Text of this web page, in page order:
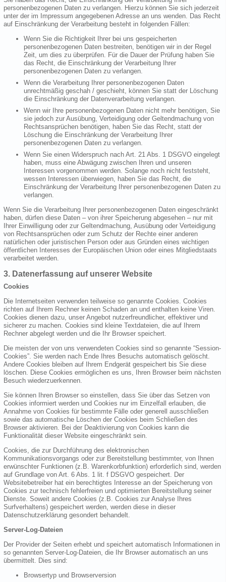
personenbezogenen Daten zu verlangen. Hierzu können Sie sich jederzeit
unter der im Impressum angegebenen Adresse an uns wenden. Das Recht
auf Einschränkung der Verarbeitung besteht in folgenden Fällen:
Wenn Sie die Richtigkeit Ihrer bei uns gespeicherten
personenbezogenen Daten bestreiten, benötigen wir in der Regel
Zeit, um dies zu überprüfen. Für die Dauer der Prüfung haben Sie
das Recht, die Einschränkung der Verarbeitung Ihrer
personenbezogenen Daten zu verlangen.
Wenn die Verarbeitung Ihrer personenbezogenen Daten
unrechtmäßig geschah / geschieht, können Sie statt der Löschung
die Einschränkung der Datenverarbeitung verlangen.
Wenn wir Ihre personenbezogenen Daten nicht mehr benötigen, Sie
sie jedoch zur Ausübung, Verteidigung oder Geltendmachung von
Rechtsansprüchen benötigen, haben Sie das Recht, statt der
Löschung die Einschränkung der Verarbeitung Ihrer
personenbezogenen Daten zu verlangen.
Wenn Sie einen Widerspruch nach Art. 21 Abs. 1 DSGVO eingelegt
haben, muss eine Abwägung zwischen Ihren und unseren
Interessen vorgenommen werden. Solange noch nicht feststeht,
wessen Interessen überwiegen, haben Sie das Recht, die
Einschränkung der Verarbeitung Ihrer personenbezogenen Daten zu
verlangen.
Wenn Sie die Verarbeitung Ihrer personenbezogenen Daten eingeschränkt
haben, dürfen diese Daten – von ihrer Speicherung abgesehen – nur mit
Ihrer Einwilligung oder zur Geltendmachung, Ausübung oder Verteidigung
von Rechtsansprüchen oder zum Schutz der Rechte einer anderen
natürlichen oder juristischen Person oder aus Gründen eines wichtigen
öffentlichen Interesses der Europäischen Union oder eines Mitgliedstaats
verarbeitet werden.
3. Datenerfassung auf unserer Website
Cookies
Die Internetseiten verwenden teilweise so genannte Cookies. Cookies
richten auf Ihrem Rechner keinen Schaden an und enthalten keine Viren.
Cookies dienen dazu, unser Angebot nutzerfreundlicher, effektiver und
sicherer zu machen. Cookies sind kleine Textdateien, die auf Ihrem
Rechner abgelegt werden und die Ihr Browser speichert.
Die meisten der von uns verwendeten Cookies sind so genannte “Session-
Cookies”. Sie werden nach Ende Ihres Besuchs automatisch gelöscht.
Andere Cookies bleiben auf Ihrem Endgerät gespeichert bis Sie diese
löschen. Diese Cookies ermöglichen es uns, Ihren Browser beim nächsten
Besuch wiederzuerkennen.
Sie können Ihren Browser so einstellen, dass Sie über das Setzen von
Cookies informiert werden und Cookies nur im Einzelfall erlauben, die
Annahme von Cookies für bestimmte Fälle oder generell ausschließen
sowie das automatische Löschen der Cookies beim Schließen des
Browser aktivieren. Bei der Deaktivierung von Cookies kann die
Funktionalität dieser Website eingeschränkt sein.
Cookies, die zur Durchführung des elektronischen
Kommunikationsvorgangs oder zur Bereitstellung bestimmter, von Ihnen
erwünschter Funktionen (z.B. Warenkorbfunktion) erforderlich sind, werden
auf Grundlage von Art. 6 Abs. 1 lit. f DSGVO gespeichert. Der
Websitebetreiber hat ein berechtigtes Interesse an der Speicherung von
Cookies zur technisch fehlerfreien und optimierten Bereitstellung seiner
Dienste. Soweit andere Cookies (z.B. Cookies zur Analyse Ihres
Surfverhaltens) gespeichert werden, werden diese in dieser
Datenschutzerklärung gesondert behandelt.
Server-Log-Dateien
Der Provider der Seiten erhebt und speichert automatisch Informationen in
so genannten Server-Log-Dateien, die Ihr Browser automatisch an uns
übermittelt. Dies sind:
Browsertyp und Browserversion